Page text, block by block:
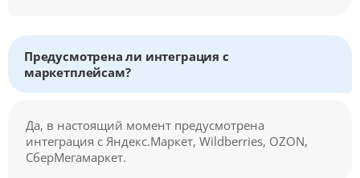
Предусмотрена ли интеграция с
маркетплейсам?
Да, в настоящий момент предусмотрена
интеграция с Яндекс.Маркет, Wildberries, OZON,
СберМегамаркет.